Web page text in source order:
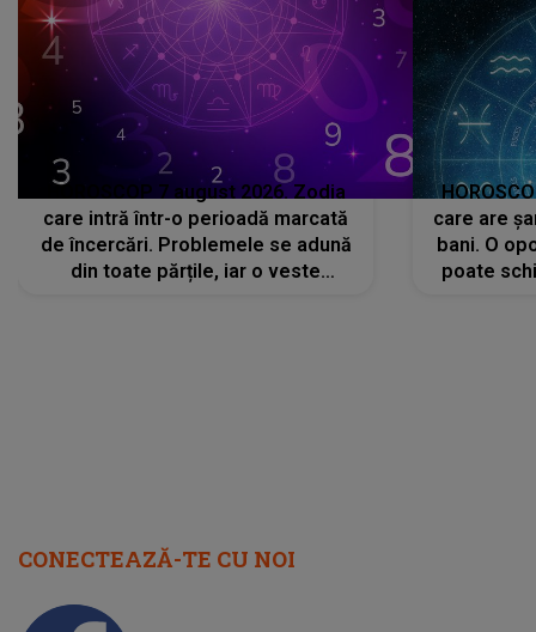
HOROSCOP 7 august 2026. Zodia
care intră într-o perioadă marcată
de încercări. Problemele se adună
din toate părțile, iar o veste
care are
bani. O
poate
CONECTEAZĂ-TE CU NOI